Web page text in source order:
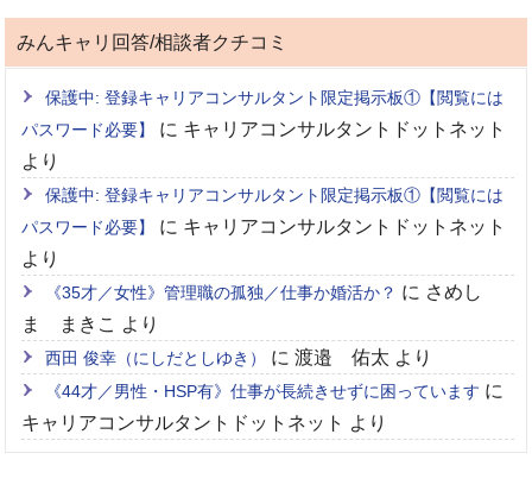
みんキャリ回答/相談者クチコミ
保護中: 登録キャリアコンサルタント限定掲示板①【閲覧には
パスワード必要】
に キャリアコンサルタントドットネット
より
保護中: 登録キャリアコンサルタント限定掲示板①【閲覧には
パスワード必要】
に キャリアコンサルタントドットネット
より
《35才／女性》管理職の孤独／仕事か婚活か？ に さめし
ま まきこ より
西田 俊幸（にしだとしゆき） に渡邉 佑太 より
《44才／男性・HSP有》仕事が長続きせずに困っています に
キャリアコンサルタントドットネット より